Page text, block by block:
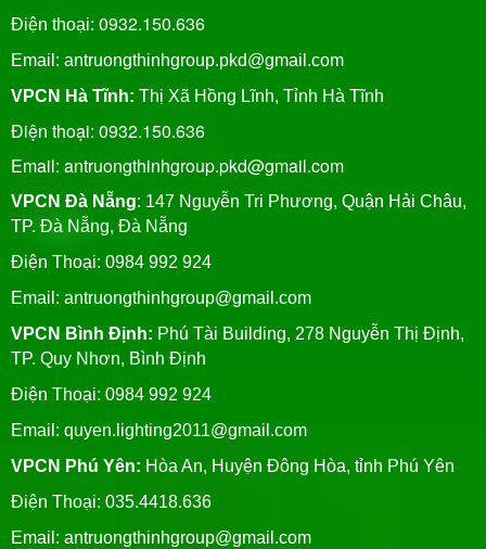
Điện thoại: 0932.150.636
Email: antruongthinhgroup.pkd@gmail.com
VPCN Hà Tĩnh: Thị Xã Hồng Lĩnh, Tỉnh Hà Tĩnh
Điện thoại: 0932.150.636
Email: antruongthinhgroup.pkd@gmail.com
VPCN Đà Nẵng: 147 Nguyễn Tri Phương, Quận Hải Châu,
TP. Đà Nẵng, Đà Nẵng
Điện Thoại: 0984 992 924
Email: antruongthinhgroup@gmail.com
VPCN Bình Định: Phú Tài Building, 278 Nguyễn Thị Định,
TP. Quy Nhơn, Bình Định
Điện Thoại: 0984 992 924
Email: quyen.lighting2011@gmail.com
VPCN Phú Yên: Hòa An, Huyện Đông Hòa, tỉnh Phú Yên
Điện Thoại: 035.4418.636
Email: antruongthinhgroup@gmail.com